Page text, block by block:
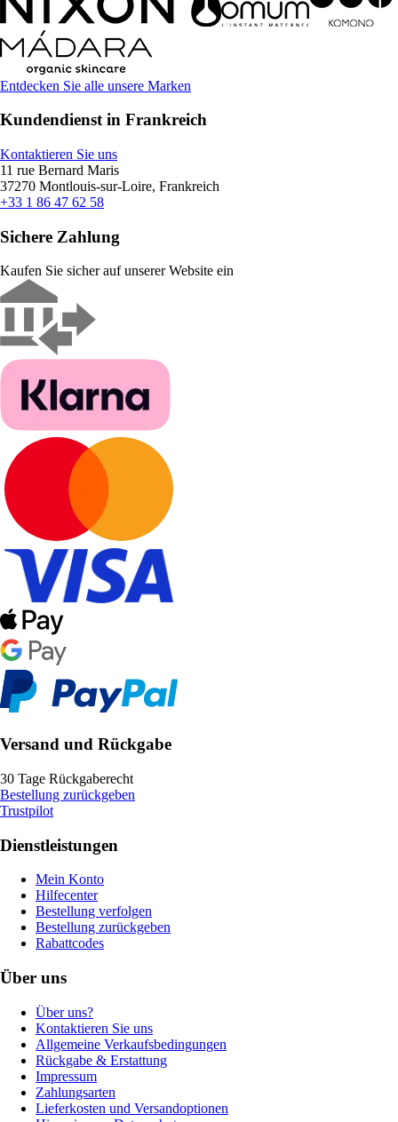
Entdecken Sie alle unsere Marken
Kundendienst in Frankreich
Kontaktieren Sie uns
11 rue Bernard Maris
37270 Montlouis-sur-Loire, Frankreich
+33 1 86 47 62 58
Sichere Zahlung
Kaufen Sie sicher auf unserer Website ein
Versand und Rückgabe
30 Tage Rückgaberecht
Bestellung zurückgeben
Trustpilot
Dienstleistungen
Mein Konto
Hilfecenter
Bestellung verfolgen
Bestellung zurückgeben
Rabattcodes
Über uns
Über uns?
Kontaktieren Sie uns
Allgemeine Verkaufsbedingungen
Rückgabe & Erstattung
Impressum
Zahlungsarten
Lieferkosten und Versandoptionen